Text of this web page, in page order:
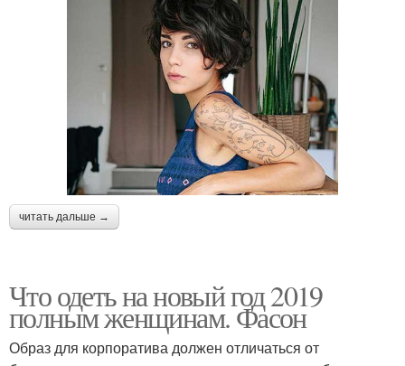
читать дальше →
Что одеть на новый год 2019
полным женщинам. Фасон
Образ для корпоратива должен отличаться от